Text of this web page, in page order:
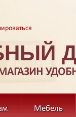
Мебель